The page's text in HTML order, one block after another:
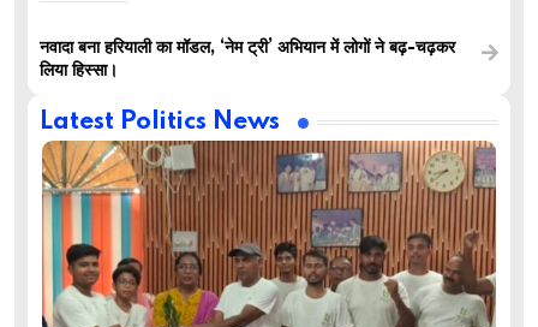
नवादा बना हरियाली का मॉडल, ‘नेम ट्री’ अभियान में लोगों ने बढ़-चढ़कर
लिया हिस्सा।
Latest Politics News